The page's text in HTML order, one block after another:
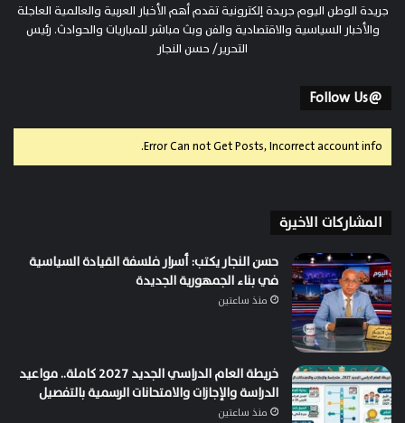
جريدة الوطن اليوم جريدة إلكترونية تقدم أهم الأخبار العربية والعالمية العاجلة
والأخبار السياسية والاقتصادية والفن وبث مباشر للمباريات والحوادث. رئيس
التحرير/ حسن النجار
@Follow Us
Error Can not Get Posts, Incorrect account info.
المشاركات الاخيرة
حسن النجار يكتب: أسرار فلسفة القيادة السياسية
في بناء الجمهورية الجديدة
منذ ساعتين
خريطة العام الدراسي الجديد 2027 كاملة.. مواعيد
الدراسة والإجازات والامتحانات الرسمية بالتفصيل
منذ ساعتين